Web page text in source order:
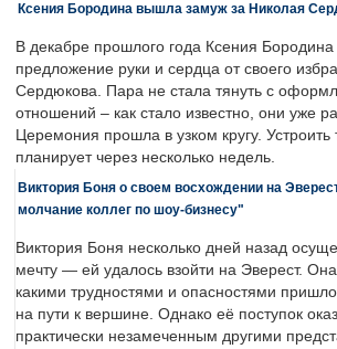
Ксения Бородина вышла замуж за Николая
В декабре прошлого года Ксения
предложение руки и сердца от своего
Сердюкова. Пара не стала тянуть с
отношений – как стало известно, они уже
Церемония прошла в узком кругу. Устроить
планирует через несколько недель.
Виктория Боня о своем восхождении на
молчание коллег по шоу-бизнесу"
Виктория Боня несколько дней назад
мечту — ей удалось взойти на Эверест.
какими трудностями и опасностями
на пути к вершине. Однако её поступок
практически незамеченным другими